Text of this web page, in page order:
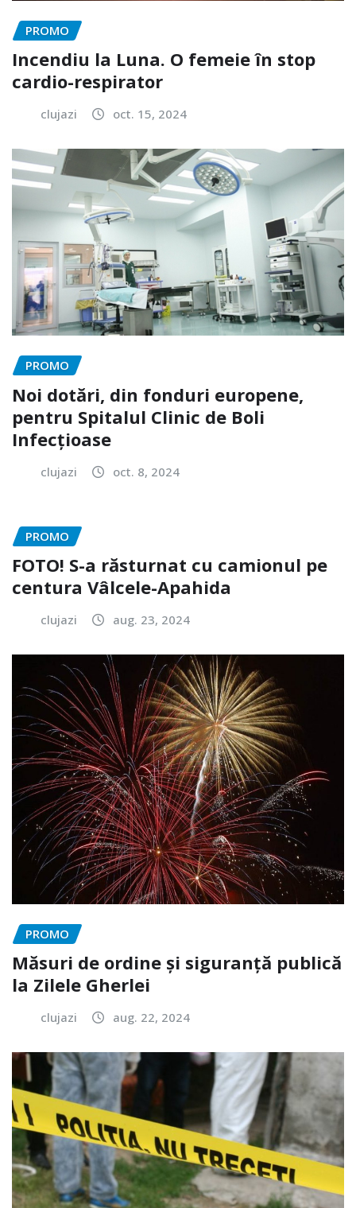
PROMO
Incendiu la Luna. O femeie în stop
cardio-respirator
clujazi oct. 15, 2024
PROMO
Noi dotări, din fonduri europene,
pentru Spitalul Clinic de Boli
Infecțioase
clujazi oct. 8, 2024
PROMO
FOTO! S-a răsturnat cu camionul pe
centura Vâlcele-Apahida
clujazi aug. 23, 2024
PROMO
Măsuri de ordine și siguranță publică
la Zilele Gherlei
clujazi aug. 22, 2024